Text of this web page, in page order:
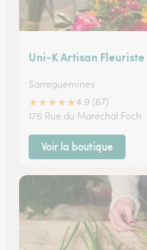
Uni-K Artisan Fleuriste
Sarreguemines
★★★★★4.9 (67)
176 Rue du Maréchal Foch
Voir la boutique